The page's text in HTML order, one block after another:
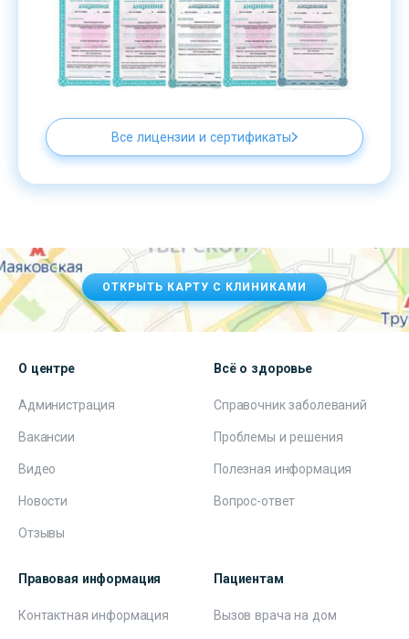
Все лицензии и сертификаты
ОТКРЫТЬ КАРТУ С КЛИНИКАМИ
О центре
Администрация
Вакансии
Видео
Новости
Отзывы
Всё о здоровье
Справочник заболеваний
Проблемы и решения
Полезная информация
Вопрос-ответ
Правовая информация
Контактная информация
Пациентам
Вызов врача на дом